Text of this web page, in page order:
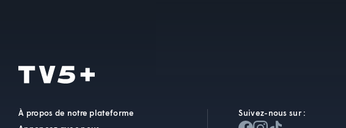
À propos de notre plateforme
Suivez-nous sur :